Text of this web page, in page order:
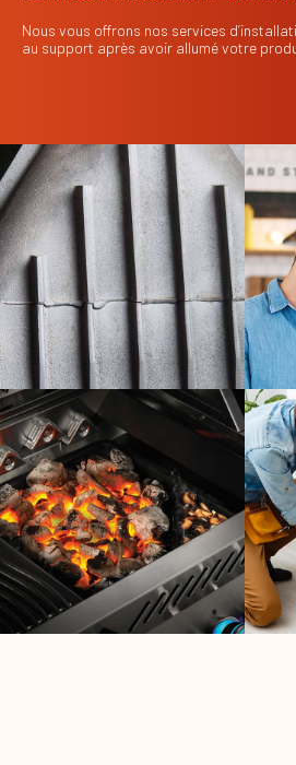
Nous vous offrons nos services
au support après avoir allumé votre